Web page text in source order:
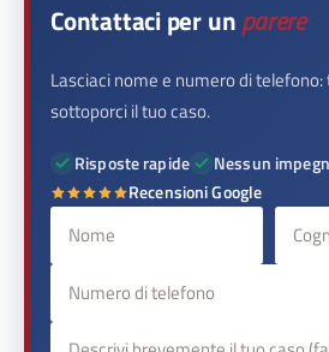
Contattaci per unparere
Lasciaci nome e numero di
sottoporci il tuo caso.
Risposte rapide
Nessun
Recensioni Google